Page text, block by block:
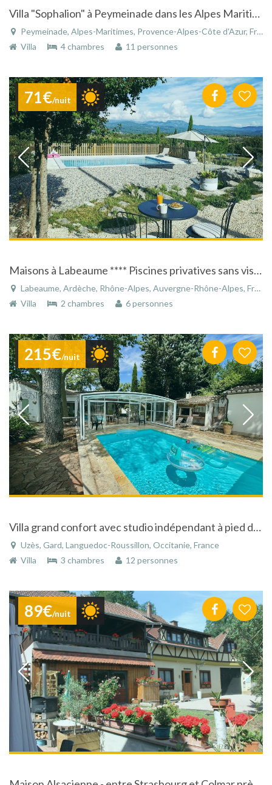
Villa "Sophalion" à Peymeinade dans les Alpes Maritimes avec piscine et vue panoramique
Peymeinade, Alpes-Maritimes, Provence-Alpes-Côte d'Azur, France
Villa
4 chambres 11 personnes
71€/nuit
Maisons à Labeaume **** Piscines privatives sans vis à vis , pleine nature, vue panoramique, espace, silence, repos, clim
Labeaume, Ardèche, Rhône-Alpes, Auvergne-Rhône-Alpes, France
Villa
2 chambres 6 personnes
215€/nuit
Villa grand confort avec studio indépendant à pied du centre historique d'Uzes
Uzès, Gard, Languedoc-Roussillon, Occitanie, France
Villa
3 chambres 12 personnes
89€/nuit